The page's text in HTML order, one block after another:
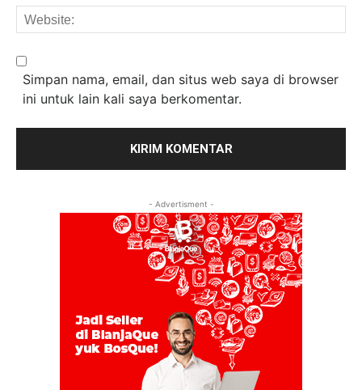
Simpan nama, email, dan situs web saya di browser
ini untuk lain kali saya berkomentar.
- Advertisment -